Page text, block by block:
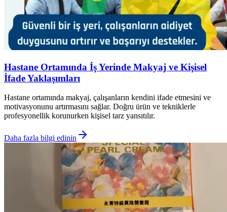
Hastane Ortamında İş Yerinde Makyaj ve Kişisel
İfade Yaklaşımları
Hastane ortamında makyaj, çalışanların kendini ifade etmesini ve
motivasyonunu artırmasını sağlar. Doğru ürün ve tekniklerle
profesyonellik korunurken kişisel tarz yansıtılır.
Daha fazla bilgi edinin